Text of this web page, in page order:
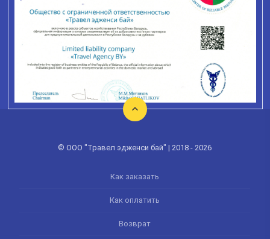
© ООО "Травел эдженси бай" | 2018 - 2026
Как заказать
Как оплатить
Возврат